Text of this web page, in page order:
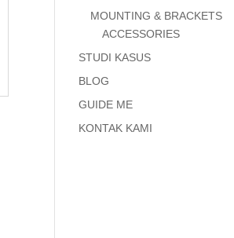
MOUNTING & BRACKETS
ACCESSORIES
STUDI KASUS
BLOG
GUIDE ME
KONTAK KAMI